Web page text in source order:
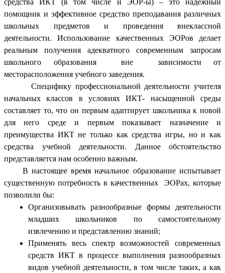
средства ИКТ (в том числе и ЭОР-ы) – это надежный
помощник и эффективное средство преподавания различных
школьных предметов и проведения внеклассной
деятельности. Использование качественных ЭОРов делает
реальным получения адекватного современным запросам
школьного образования вне зависимости от
месторасположения учебного заведения.
Специфику профессиональной деятельности учителя
начальных классов в условиях ИКТ- насыщенной среды
составляет то, что он первым адаптирует школьника к новой
для него среде и первым показывает назначение и
преимущества ИКТ не только как средства игры, но и как
средства учебной деятельности. Данное обстоятельство
представляется нам особенно важным.
В настоящее время начальное образование испытывает
существенную потребность в качественных ЭОРах, которые
позволили бы:
Организовывать разнообразные формы деятельности
младших школьников по самостоятельному
извлечению и представлению знаний;
Применять весь спектр возможностей современных
средств ИКТ в процессе выполнения разнообразных
видов учебной деятельности, в том числе таких, а как